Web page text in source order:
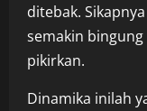
ditebak.
semakin
pikirkan.
Dinamika inilah